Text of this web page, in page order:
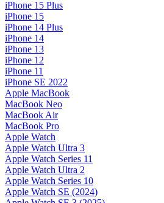
iPhone 15 Plus
iPhone 15
iPhone 14 Plus
iPhone 14
iPhone 13
iPhone 12
iPhone 11
iPhone SE 2022
Apple MacBook
MacBook Neo
MacBook Air
MacBook Pro
Apple Watch
Apple Watch Ultra 3
Apple Watch Series 11
Apple Watch Ultra 2
Apple Watch Series 10
Apple Watch SE (2024)